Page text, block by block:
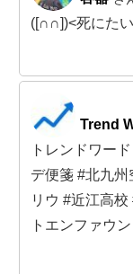
([∩∩])<死にた
Trend
トレンドワー
デ便箋 #北九州
リウ #近江高
トエンファウン